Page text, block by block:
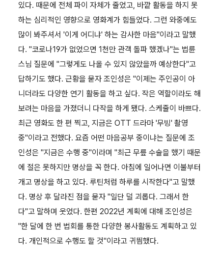
있다. 때문에 전체 파이 자체가 줄었고, 바깥 활동을 하지 못
하는 심리적인 영향으로 영화계가 힘들었다. 그런 와중에도
많이 봐주셔서 '이게 어디냐' 하는 감사한 마음"이라고 말했
다. "코로나19가 없었으면 1천만 관객 돌파 했겠나"는 법륜
스님 질문에 "그렇게도 나올 수 있지 않았을까 예상한다"고
답하기도 했다. 근황을 묻자 조인성은 "이제는 주인공이 아
니더라도 다양한 연기 활동을 하고 싶다. 작은 역할이라도 해
보려는 마음을 가졌더니 다작을 하게 됐다. 스케줄이 바쁘다.
최근 영화도 한 편 찍고, 지금은 OTT 드라마 '무빙' 촬영
중"이라고 전했다. 요즘 어떤 마음공부 중이냐는 질문에 조
인성은 "지금은 수행 중"이라며 "최근 무릎 수술을 했기 때문
에 절은 못하지만 명상을 꼭 한다. 아침에 일어나면 이불부터
개고 명상을 하고 있다. 루틴처럼 하루를 시작한다"고 말했
다. 명상 후 달라진 점을 묻자 "일단 덜 괴롭다. 그래서 한
다"고 말하며 웃었다. 한편 2022년 계획에 대해 조인성은
"한 달에 한 번 법회를 통한 다양한 봉사활동도 계획하고 있
다. 개인적으로 수행도 할 것"이라고 귀띔했다.